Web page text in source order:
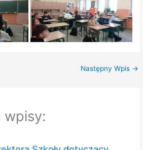
Następny Wpis →
wpisy: